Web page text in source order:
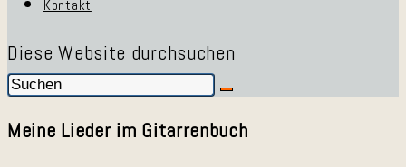
Kontakt
Diese Website durchsuchen
Meine Lieder im Gitarrenbuch